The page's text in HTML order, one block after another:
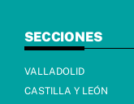
SECCIONES
VALLADOLID
CASTILLA Y LEÓN